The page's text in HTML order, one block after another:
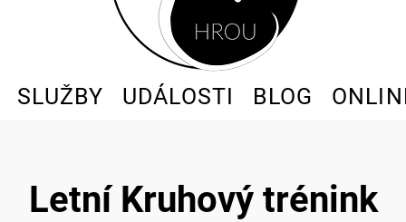
SLUŽBY UDÁLOSTI BLOG
Letní Kruhový trénink